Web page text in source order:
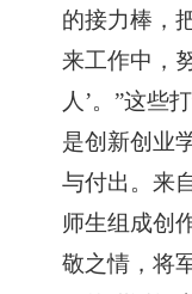
的接力棒，
来工作中，
人’。”这些
是创新创业
与付出。来
师生组成创
敬之情，将